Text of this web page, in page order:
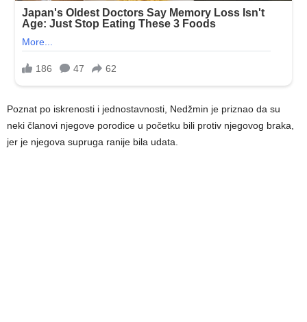
Poznat po iskrenosti i jednostavnosti, Nedžmin je priznao da su
neki članovi njegove porodice u početku bili protiv njegovog braka,
jer je njegova supruga ranije bila udata.